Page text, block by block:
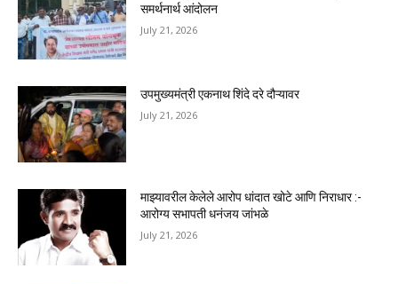
समर्थनार्थ आंदोलन
July 21, 2026
उपमुख्यमंत्री एकनाथ शिंदे दरे दौऱ्यावर
July 21, 2026
माझ्यावरील केलेले आरोप धांदात खोटे आणि निराधार :-
आरोग्य सभापती धनंजय जांभळे
July 21, 2026